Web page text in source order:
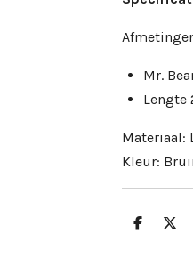
Mr.
Lengte
Materiaal:
Kleur:
D
D